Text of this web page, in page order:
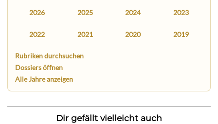
2026 2025 2024 2023
2022 2021 2020 2019
Rubriken durchsuchen
Dossiers öffnen
Alle Jahre anzeigen
Dir gefällt vielleicht auch